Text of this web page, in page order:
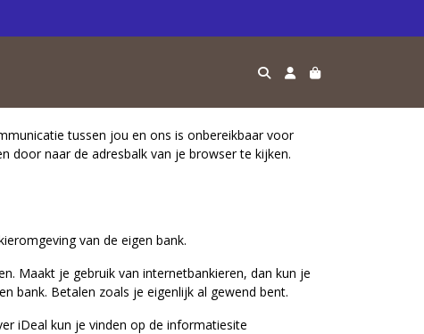
tussen jou en ons is onbereikbaar voor
door naar de adresbalk van je browser te kijken.
van de eigen bank.
Maakt je gebruik van internetbankieren, dan kun je
bank. Betalen zoals je eigenlijk al gewend bent.
iDeal kun je vinden op de informatiesite